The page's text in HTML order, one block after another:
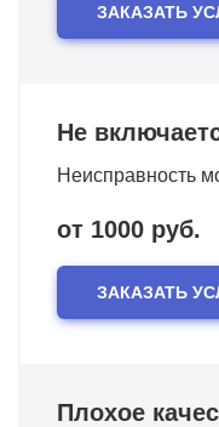
ЗАКАЗАТЬ
Не
Неисправность
от 1000 руб.
ЗАКАЗАТЬ
Плохое